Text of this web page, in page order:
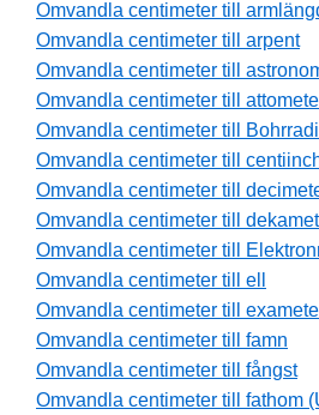
Omvandla centimeter till
Omvandla centimeter till arpent
Omvandla centimeter till
Omvandla centimeter till
Omvandla centimeter till
Omvandla centimeter till
Omvandla centimeter till
Omvandla centimeter till
Omvandla centimeter till
Omvandla centimeter till ell
Omvandla centimeter till
Omvandla centimeter till famn
Omvandla centimeter till fångst
Omvandla centimeter till fathom